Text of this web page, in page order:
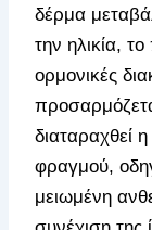
δέρμα
την ηλικία,
ορμονικές
διαταραχθεί
φραγμού,
μειωμένη